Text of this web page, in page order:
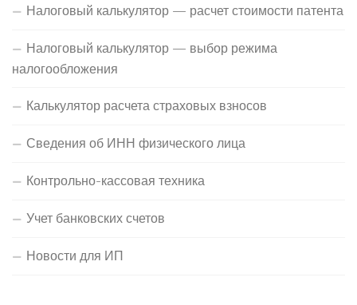
Налоговый калькулятор — расчет стоимости патента
Налоговый калькулятор — выбор режима
налогообложения
Калькулятор расчета страховых взносов
Сведения об ИНН физического лица
Контрольно-кассовая техника
Учет банковских счетов
Новости для ИП